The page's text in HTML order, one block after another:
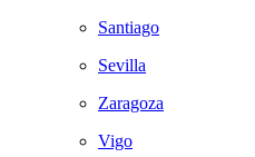
Santiago
Sevilla
Zaragoza
Vigo